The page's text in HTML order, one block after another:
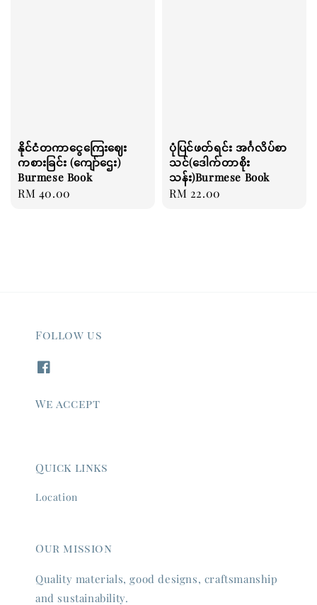
နိုင်ငံတကာငွေကြေးဈေး
ကစားခြင်း (ကျော်ဌေး)
Burmese Book
Regular
RM 40.00
ပုံပြင်ဖတ်ရင်း အင်္ဂလိပ်စာ
သင်(ဒေါက်တာစိုး
သန်း)Burmese Book
Regular
RM 22.00
Follow us
We accept
Quick links
Location
Our mission
Quality materials, good designs, craftsmanship
and sustainability.